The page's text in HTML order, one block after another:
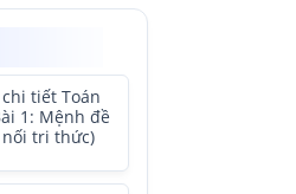
chi tiết Toán
1: Mệnh đề
nối tri thức)